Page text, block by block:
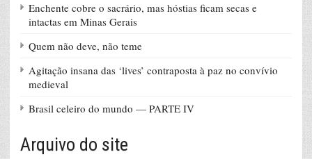
Enchente cobre o sacrário, mas hóstias ficam secas e
intactas em Minas Gerais
Quem não deve, não teme
Agitação insana das ‘lives’ contraposta à paz no convívio
medieval
Brasil celeiro do mundo — PARTE IV
Arquivo do site